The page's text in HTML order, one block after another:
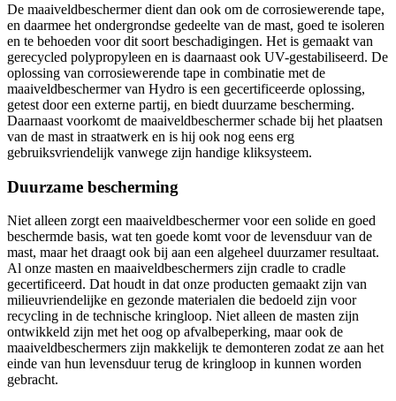
De maaiveldbeschermer dient dan ook om de corrosiewerende tape,
en daarmee het ondergrondse gedeelte van de mast, goed te isoleren
en te behoeden voor dit soort beschadigingen. Het is gemaakt van
gerecycled polypropyleen en is daarnaast ook UV-gestabiliseerd. De
oplossing van corrosiewerende tape in combinatie met de
maaiveldbeschermer van Hydro is een gecertificeerde oplossing,
getest door een externe partij, en biedt duurzame bescherming.
Daarnaast voorkomt de maaiveldbeschermer schade bij het plaatsen
van de mast in straatwerk en is hij ook nog eens erg
gebruiksvriendelijk vanwege zijn handige kliksysteem.
Duurzame bescherming
Niet alleen zorgt een maaiveldbeschermer voor een solide en goed
beschermde basis, wat ten goede komt voor de levensduur van de
mast, maar het draagt ook bij aan een algeheel duurzamer resultaat.
Al onze masten en maaiveldbeschermers zijn cradle to cradle
gecertificeerd. Dat houdt in dat onze producten gemaakt zijn van
milieuvriendelijke en gezonde materialen die bedoeld zijn voor
recycling in de technische kringloop. Niet alleen de masten zijn
ontwikkeld zijn met het oog op afvalbeperking, maar ook de
maaiveldbeschermers zijn makkelijk te demonteren zodat ze aan het
einde van hun levensduur terug de kringloop in kunnen worden
gebracht.